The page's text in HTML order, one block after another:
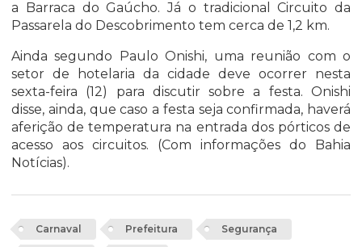
a Barraca do Gaúcho. Já o tradicional Circuito da
Passarela do Descobrimento tem cerca de 1,2 km.
Ainda segundo Paulo Onishi, uma reunião com o
setor de hotelaria da cidade deve ocorrer nesta
sexta-feira (12) para discutir sobre a festa. Onishi
disse, ainda, que caso a festa seja confirmada, haverá
aferição de temperatura na entrada dos pórticos de
acesso aos circuitos. (Com informações do Bahia
Notícias).
Carnaval Prefeitura Segurança